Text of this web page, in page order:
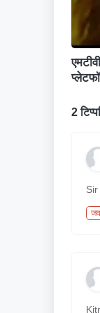
2